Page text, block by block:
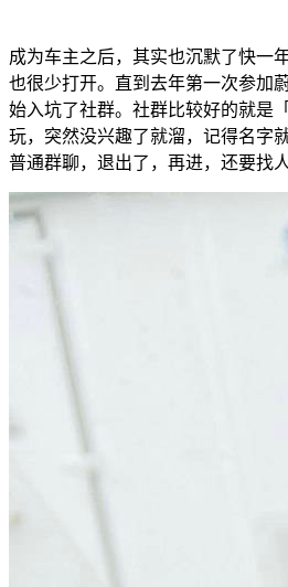
成为车主之后，其实也沉默了快一
也很少打开。直到去年第一次参加
始入坑了社群。社群比较好的就是
玩，突然没兴趣了就溜，记得名字
普通群聊，退出了，再进，还要找人